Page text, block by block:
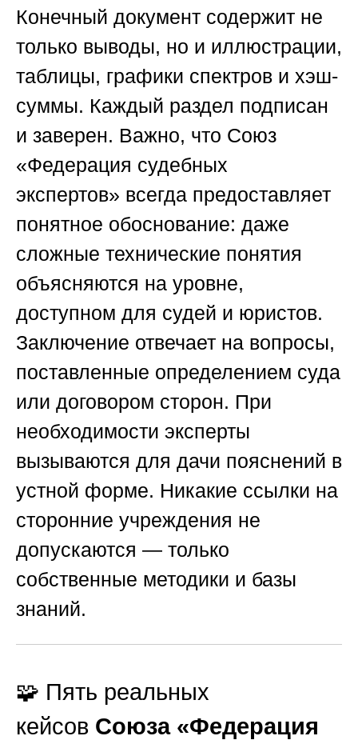
Конечный документ содержит не
только выводы, но и иллюстрации,
таблицы, графики спектров и хэш-
суммы. Каждый раздел подписан
и заверен. Важно, что Союз
«Федерация судебных
экспертов» всегда предоставляет
понятное обоснование: даже
сложные технические понятия
объясняются на уровне,
доступном для судей и юристов.
Заключение отвечает на вопросы,
поставленные определением суда
или договором сторон. При
необходимости эксперты
вызываются для дачи пояснений в
устной форме. Никакие ссылки на
сторонние учреждения не
допускаются — только
собственные методики и базы
знаний.
🧩 Пять реальных
кейсов Союза «Федерация